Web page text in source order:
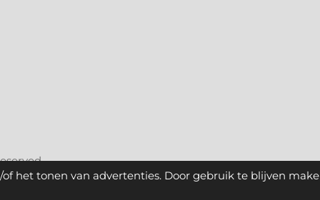
het tonen van advertenties. Door gebruik te blijven